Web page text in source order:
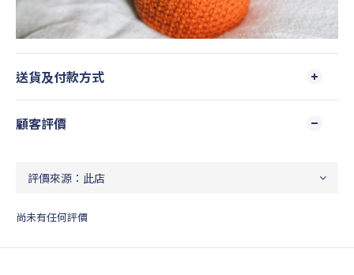
送貨及付款方式
顧客評價
尚未有任何評價